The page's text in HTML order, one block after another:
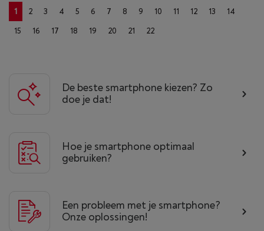
1 2 3 4 5 6 7 8 9 10 11 12 13
14
15
16 17 18 19 20 21 22
De beste smartphone kiezen? Zo
doe je dat!
Hoe je smartphone optimaal
gebruiken?
Een probleem met je smartphone?
Onze oplossingen!